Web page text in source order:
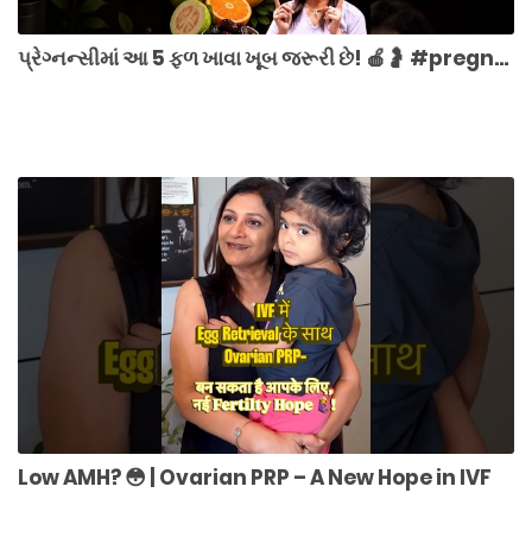
પ્રેગ્નન્સીમાં આ 5 ફળ ખાવા ખૂબ જરૂરી છે! 🍎🤰 #pregnancy #healthytips #gujarati
Low AMH? 😳 | Ovarian PRP – A New Hope in IVF